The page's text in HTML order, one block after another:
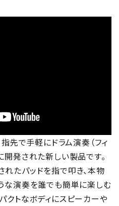
指先で手軽にドラム演奏（フィ
開発された新しい製品です。
たパッドを指で叩き、本物
な演奏を誰でも簡単に楽しむ
クトなボディにスピーカーや